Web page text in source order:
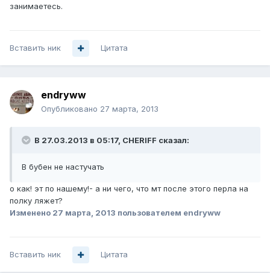
занимаетесь.
Вставить ник Цитата
endryww
Опубликовано 27 марта, 2013
В 27.03.2013 в 05:17, CHERIFF сказал:
В бубен не настучать
о как! эт по нашему!- а ни чего, что мт после этого перла на
полку ляжет?
Изменено 27 марта, 2013 пользователем endryww
Вставить ник Цитата